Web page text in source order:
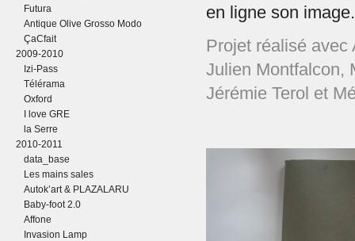
Futura
Antique Olive Grosso Modo
ÇaCfait
2009-2010
Izi-Pass
Télérama
Oxford
I love GRE
la Serre
2010-2011
data_base
Les mains sales
Autok’art & PLAZALARU
Baby-foot 2.0
Affone
Invasion Lamp
en ligne son image.
Projet réalisé avec
Julien Montfalcon,
Jérémie Terol et